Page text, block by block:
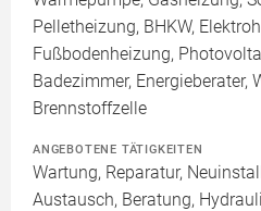
Pelletheizung, BHKW,
Fußbodenheizung,
Badezimmer, Energieberater,
Brennstoffzelle
ANGEBOTENE TÄTIGKEITEN
Wartung, Reparatur,
Austausch, Beratung,